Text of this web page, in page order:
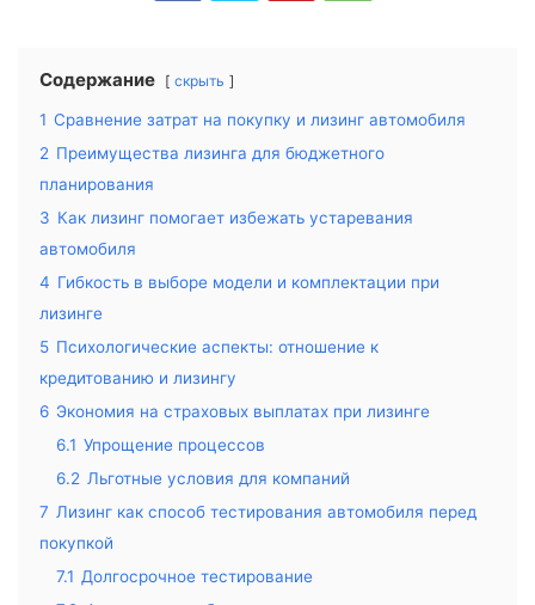
Содержание скрыть
1 Сравнение затрат на покупку и лизинг автомобиля
2 Преимущества лизинга для бюджетного
планирования
3 Как лизинг помогает избежать устаревания
автомобиля
4 Гибкость в выборе модели и комплектации при
лизинге
5 Психологические аспекты: отношение к
кредитованию и лизингу
6 Экономия на страховых выплатах при лизинге
6.1 Упрощение процессов
6.2 Льготные условия для компаний
7 Лизинг как способ тестирования автомобиля перед
покупкой
7.1 Долгосрочное тестирование